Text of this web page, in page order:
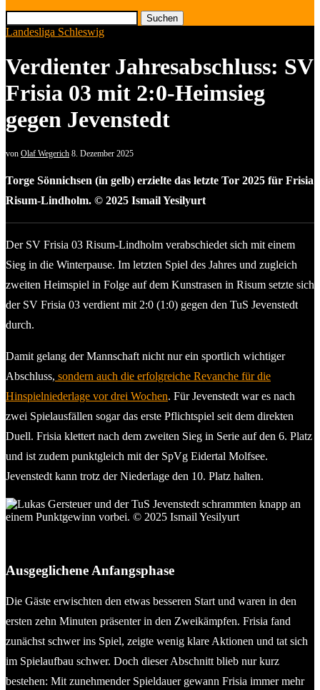
Suchen
Landesliga Schleswig
Verdienter Jahresabschluss: SV
Frisia 03 mit 2:0-Heimsieg
gegen Jevenstedt
von Olaf Wegerich 8. Dezember 2025
Torge Sönnichsen (in gelb) erzielte das letzte Tor 2025 für Frisia
Risum-Lindholm. © 2025 Ismail Yesilyurt
Der SV Frisia 03 Risum-Lindholm verabschiedet sich mit einem
Sieg in die Winterpause. Im letzten Spiel des Jahres und zugleich
zweiten Heimspiel in Folge auf dem Kunstrasen in Risum setzte sich
der SV Frisia 03 verdient mit 2:0 (1:0) gegen den TuS Jevenstedt
durch.
Damit gelang der Mannschaft nicht nur ein sportlich wichtiger
Abschluss, sondern auch die erfolgreiche Revanche für die
Hinspielniederlage vor drei Wochen. Für Jevenstedt war es nach
zwei Spielausfällen sogar das erste Pflichtspiel seit dem direkten
Duell. Frisia klettert nach dem zweiten Sieg in Serie auf den 6. Platz
und ist zudem punktgleich mit der SpVg Eidertal Molfsee.
Jevenstedt kann trotz der Niederlage den 10. Platz halten.
Ausgeglichene Anfangsphase
Die Gäste erwischten den etwas besseren Start und waren in den
ersten zehn Minuten präsenter in den Zweikämpfen. Frisia fand
zunächst schwer ins Spiel, zeigte wenig klare Aktionen und tat sich
im Spielaufbau schwer. Doch dieser Abschnitt blieb nur kurz
bestehen: Mit zunehmender Spieldauer gewann Frisia immer mehr